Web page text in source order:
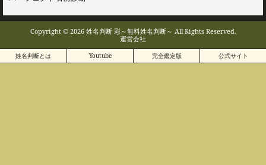
Copyright © 2026 姓名判断 彩～無料姓名判断～ All Rights Reserved.
運営会社
姓名判断とは Youtube 完全鑑定版 公式サイト